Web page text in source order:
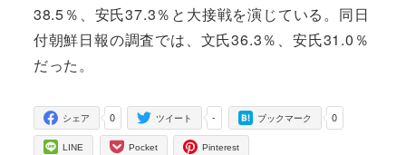
38.5％、安氏37.3％と大接戦を演じている。同日
付朝鮮日報の調査では、文氏36.3％、安氏31.0％
だった。
0
シェア -
ツイート 0
ブックマーク
LINE Pocket Pinterest